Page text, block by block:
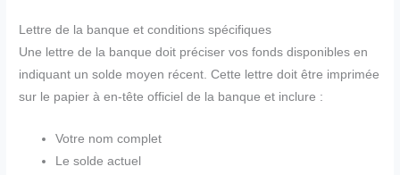
Lettre de la banque et conditions spécifiques
Une lettre de la banque doit préciser vos fonds disponibles en
indiquant un solde moyen récent. Cette lettre doit être imprimée
sur le papier à en-tête officiel de la banque et inclure :
Votre nom complet
Le solde actuel